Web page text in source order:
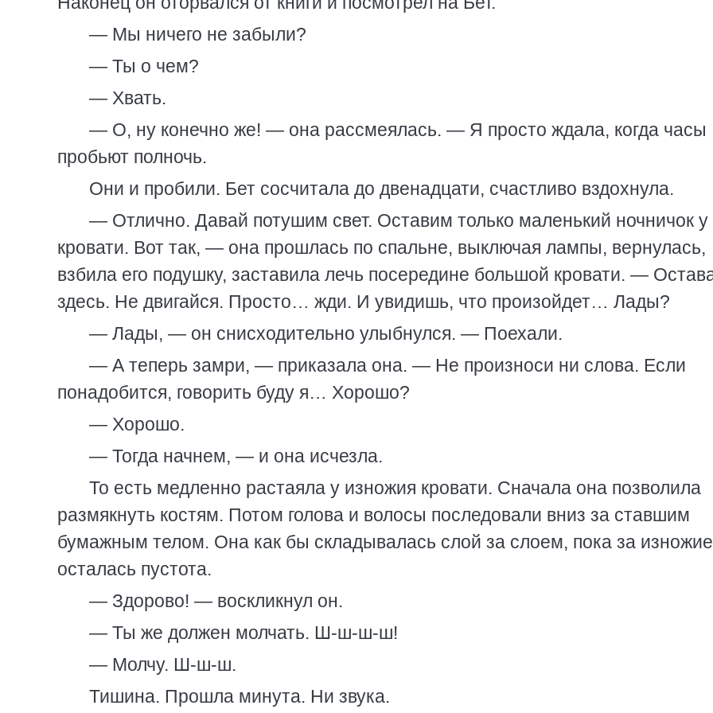
— Мы ничего не забыли?
— Ты о чем?
— Хвать.
— О, ну конечно же! — она рассмеялась. — Я просто ждала, когда часы
пробьют полночь.
Они и пробили. Бет сосчитала до двенадцати, счастливо вздохнула.
— Отлично. Давай потушим свет. Оставим только маленький ночничок у
кровати. Вот так, — она прошлась по спальне, выключая лампы, вернулась,
взбила его подушку, заставила лечь посередине большой кровати. —
здесь. Не двигайся. Просто… жди. И увидишь, что произойдет… Лады?
— Лады, — он снисходительно улыбнулся. — Поехали.
— А теперь замри, — приказала она. — Не произноси ни слова. Если
понадобится, говорить буду я… Хорошо?
— Хорошо.
— Тогда начнем, — и она исчезла.
То есть медленно растаяла у изножия кровати. Сначала она позволила
размякнуть костям. Потом голова и волосы последовали вниз за ставшим
бумажным телом. Она как бы складывалась слой за слоем, пока за
осталась пустота.
— Здорово! — воскликнул он.
— Ты же должен молчать. Ш-ш-ш-ш!
— Молчу. Ш-ш-ш.
Тишина. Прошла минута. Ни звука.